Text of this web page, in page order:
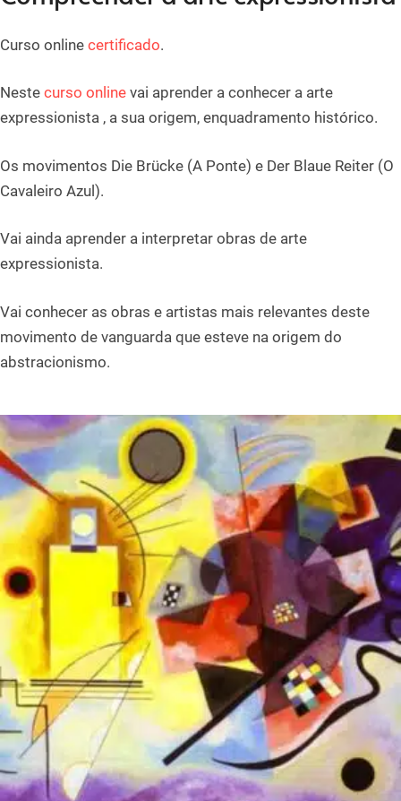
Curso online certificado.
Neste curso online vai aprender a conhecer a arte
expressionista , a sua origem, enquadramento histórico.
Os movimentos Die Brücke (A Ponte) e Der Blaue Reiter (O
Cavaleiro Azul).
Vai ainda aprender a interpretar obras de arte
expressionista.
Vai conhecer as obras e artistas mais relevantes deste
movimento de vanguarda que esteve na origem do
abstracionismo.